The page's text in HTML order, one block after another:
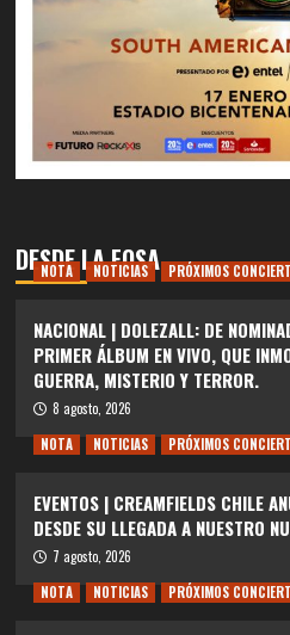
DESDE LA FOSA
NOTA NOTICIAS PRÓXIMOS
NACIONAL | DOLEZALL: DE
PRIMER ÁLBUM EN VIVO, QUE
GUERRA, MISTERIO Y TERROR.
8 agosto, 2026
NOTA
NOTICIAS PRÓXIMOS
EVENTOS | CREAMFIELDS CHILE
DESDE SU LLEGADA A NUESTRO
7 agosto, 2026
NOTA
NOTICIAS PRÓXIMOS